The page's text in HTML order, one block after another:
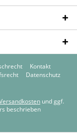
Kontakt
Datenschutz
und ggf.
beschrieben